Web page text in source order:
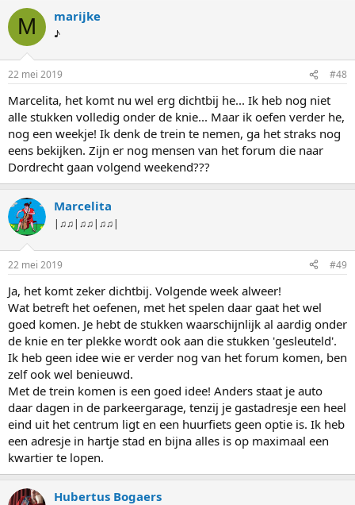
M marijke
♪
22 mei 2019 #48
Marcelita, het komt nu wel erg dichtbij he... Ik heb nog niet
alle stukken volledig onder de knie... Maar ik oefen verder he,
nog een weekje! Ik denk de trein te nemen, ga het straks nog
eens bekijken. Zijn er nog mensen van het forum die naar
Dordrecht gaan volgend weekend???
Marcelita
|♫♫|♫♫|♫♫|
22 mei 2019 #49
Ja, het komt zeker dichtbij. Volgende week alweer!
Wat betreft het oefenen, met het spelen daar gaat het wel
goed komen. Je hebt de stukken waarschijnlijk al aardig onder
de knie en ter plekke wordt ook aan die stukken 'gesleuteld'.
Ik heb geen idee wie er verder nog van het forum komen, ben
zelf ook wel benieuwd.
Met de trein komen is een goed idee! Anders staat je auto
daar dagen in de parkeergarage, tenzij je gastadresje een heel
eind uit het centrum ligt en een huurfiets geen optie is. Ik heb
een adresje in hartje stad en bijna alles is op maximaal een
kwartier te lopen.
Hubertus Bogaers